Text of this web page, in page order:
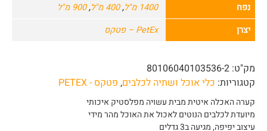
נפח 1400 מ"ל ,400 מ"ל ,900 מ"ל
יצרן
PetEx – פטקס
מק"ט: 80106040103536-2
קטגוריות: כלי אוכל ושתיה לכלבים, פטקס - PETEX
קערה האכלה איטית מבית עשויה מפלסטיק איכותי
מיועדת לכלבים הנוטים לאכול את האוכל מהר מידי
עיצוב יפיפה, מגיעה ב3 גדלים